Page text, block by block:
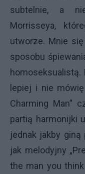
subtelnie, a
Morrisseya,
utworze. Mnie
sposobu
lepiej i nie
Charming Man”
partią harmonijki
jednak jakby
jak melodyjny
the man you